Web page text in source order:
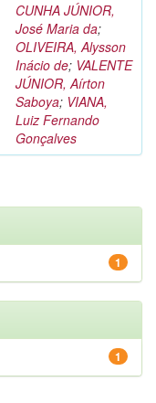
CUNHA JÚNIOR,
José Maria da;
OLIVEIRA, Alysson
Inácio de; VALENTE
JÚNIOR, Aírton
Saboya; VIANA,
Luiz Fernando
Gonçalves
1
1